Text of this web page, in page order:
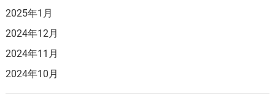
2025年1月
2024年12月
2024年11月
2024年10月